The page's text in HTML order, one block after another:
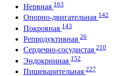
Нервная 163
Опорно-двигательная 142
Покровная 143
Репродуктивная 26
Сердечно-сосудистая 210
Эндокринная 152
Пищеварительная 227